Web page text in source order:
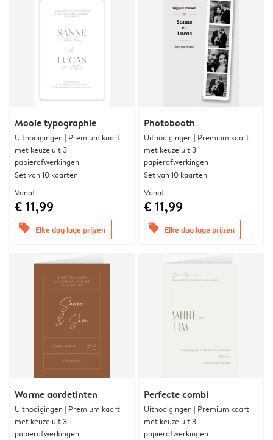
Mooie typographie
Uitnodigingen | Premium kaart
met keuze uit 3
papierafwerkingen
Set van 10 kaarten
Vanaf
€ 11,99
offers Elke dag lage prijzen
Photobooth
Uitnodigingen | Premium kaart
met keuze uit 3
papierafwerkingen
Set van 10 kaarten
Vanaf
€ 11,99
offers Elke dag lage prijzen
Warme aardetinten
Uitnodigingen | Premium kaart
met keuze uit 3
papierafwerkingen
Perfecte combi
Uitnodigingen | Premium kaart
met keuze uit 3
papierafwerkingen